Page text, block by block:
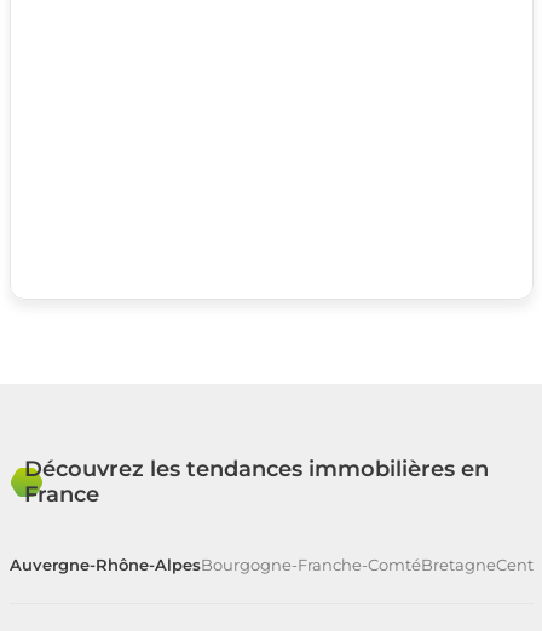
Découvrez les tendances immobilières en
France
Auvergne-Rhône-AlpesBourgogne-Franche-ComtéBretagne